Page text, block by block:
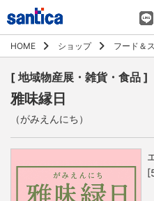
HOME ショップ フード＆
[ 地域物産展・雑貨・食品 ]
雅味縁日
（がみえんにち）